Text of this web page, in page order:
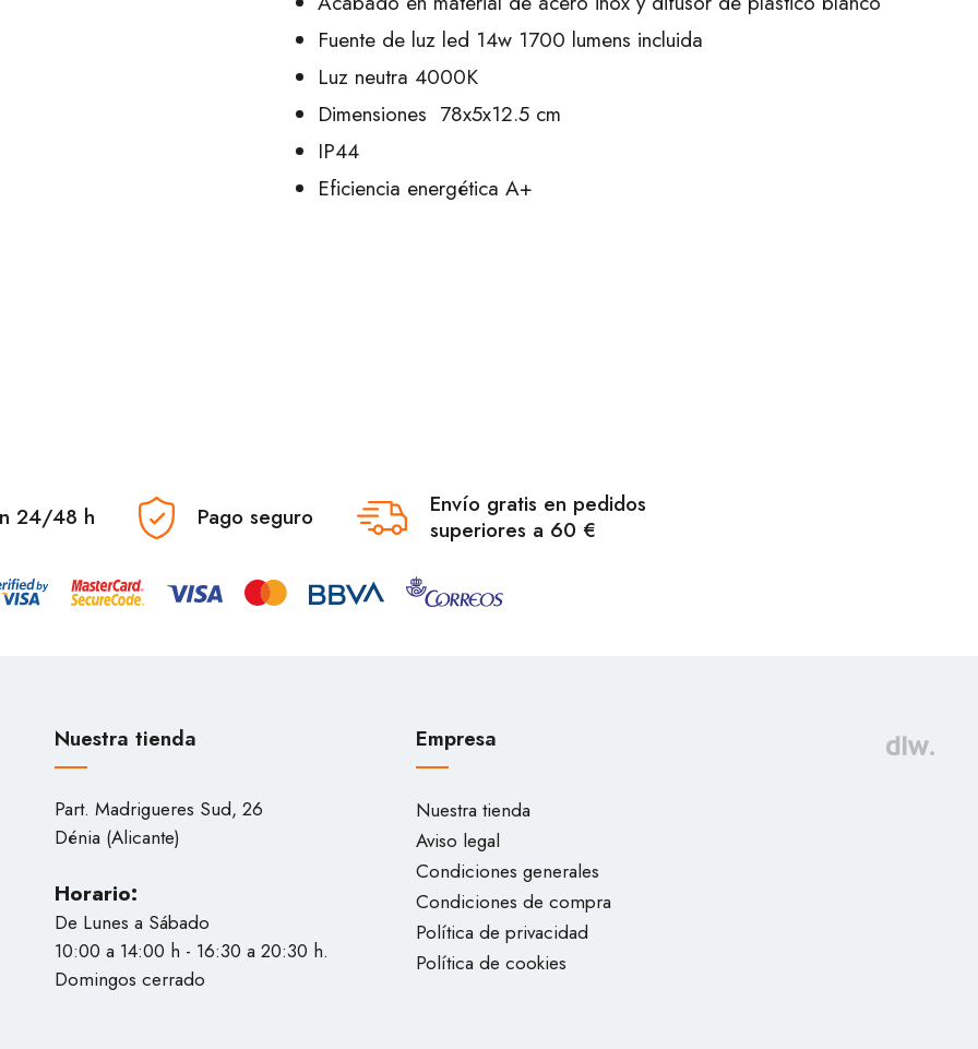
Fuente de luz led 14w 1700 lumens incluida
Luz neutra 4000K
Dimensiones 78x5x12.5 cm
IP44
Eficiencia energética A+
24/48 h Pago seguro
Envío gratis en pedidos
superiores a 60 €
Nuestra tienda
Part. Madrigueres Sud, 26
Dénia (Alicante)
Horario:
De Lunes a Sábado
10:00 a 14:00 h - 16:30 a 20:30 h.
Domingos cerrado
Empresa
Nuestra tienda
Aviso legal
Condiciones generales
Condiciones de compra
Política de privacidad
Política de cookies